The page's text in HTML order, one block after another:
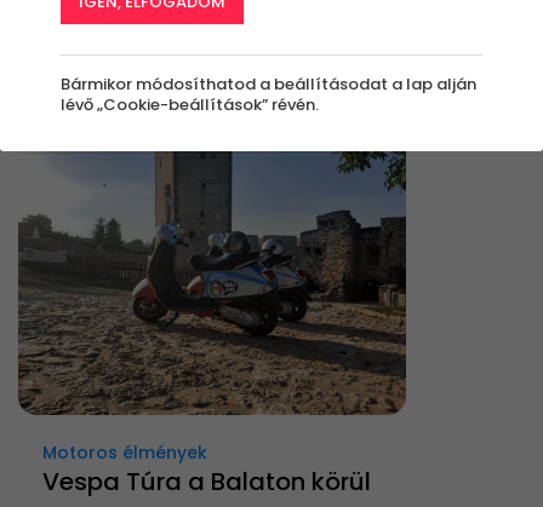
Motoros élmények
Vespa Túra a Balaton körül
Bármikor módosíthatod a beállításodat a lap alján
lévő „Cookie-beállítások” révén.